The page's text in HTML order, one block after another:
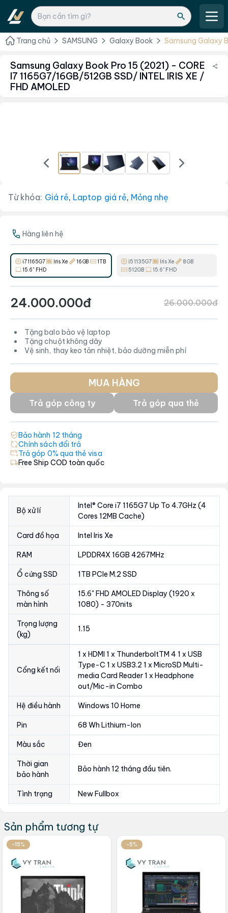
Trang chủ SAMSUNG Galaxy Book
Samsung Galaxy
Samsung Galaxy Book Pro 15 (2021) - CORE
I7 1165G7/16GB/512GB SSD/ INTEL IRIS XE /
FHD AMOLED
Từ khóa: Giá rẻ, Laptop giá rẻ, Mỏng nhẹ
Hàng liên hệ
i7 1165G7 Iris Xe 16GB
1TB
15.6" FHD
i5 1135G7 Iris Xe
8GB
512GB
15.6" FHD
24.000.000đ 26.000.000đ
Tặng balo bảo vệ laptop
Tặng chuột không dây
Vệ sinh, thay keo tản nhiệt, bảo dưỡng miễn phí
MUA HÀNG
Trả góp công ty Trả góp qua thẻ
Bảo hành 12 tháng
Chính sách đổi trả
Trả góp 0% qua thẻ visa
Free Ship COD toàn quốc
Bộ xử lí
Intel® Core i7 1165G7 Up To 4.7GHz (4
Cores 12MB Cache)
Card đồ họa Intel Iris Xe
RAM LPDDR4X 16GB 4267MHz
Ổ cứng SSD 1TB PCIe M.2 SSD
Thông số
màn hình
15.6" FHD AMOLED Display (1920 x
1080) - 370nits
Trọng lượng
(kg)
1.15
Cổng kết nối
1 x HDMI 1 x ThunderboltTM 4 1 x USB
Type-C 1 x USB3.2 1 x MicroSD Multi-
media Card Reader 1 x Headphone
out/Mic-in Combo
Hệ điều hành Windows 10 Home
Pin 68 Wh Lithium-Ion
Màu sắc Đen
Thời gian
bảo hành
Bảo hành 12 tháng đầu tiên.
Tình trạng New Fullbox
Sản phẩm tương tự
-15% -5%